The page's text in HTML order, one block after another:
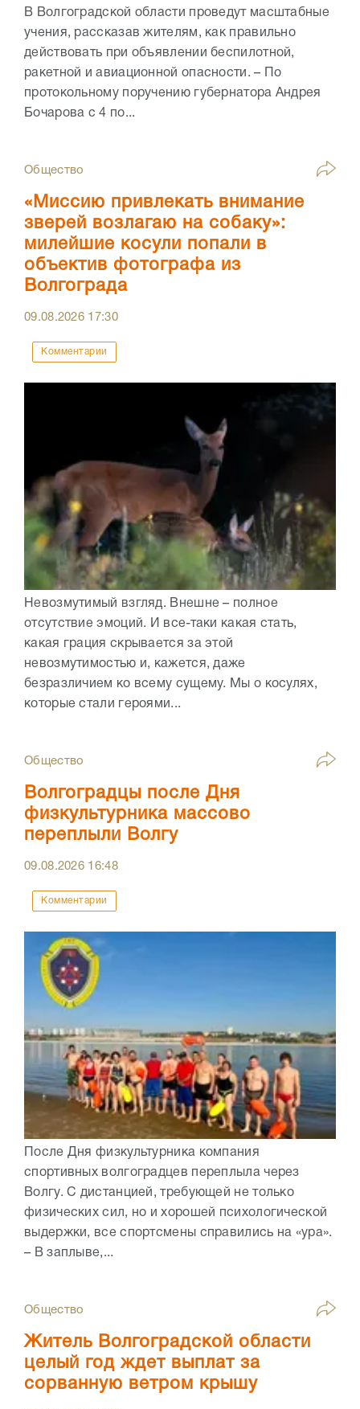
В Волгоградской области проведут масштабные
учения, рассказав жителям, как правильно
действовать при объявлении беспилотной,
ракетной и авиационной опасности. – По
протокольному поручению губернатора Андрея
Бочарова с 4 по...
Общество
«Миссию привлекать внимание
зверей возлагаю на собаку»:
милейшие косули попали в
объектив фотографа из
Волгограда
09.08.2026 17:30
Комментарии
Невозмутимый взгляд. Внешне – полное
отсутствие эмоций. И все-таки какая стать,
какая грация скрывается за этой
невозмутимостью и, кажется, даже
безразличием ко всему сущему. Мы о косулях,
которые стали героями...
Общество
Волгоградцы после Дня
физкультурника массово
переплыли Волгу
09.08.2026 16:48
Комментарии
После Дня физкультурника компания
спортивных волгоградцев переплыла через
Волгу. С дистанцией, требующей не только
физических сил, но и хорошей психологической
выдержки, все спортсмены справились на «ура».
– В заплыве,...
Общество
Житель Волгоградской области
целый год ждет выплат за
сорванную ветром крышу